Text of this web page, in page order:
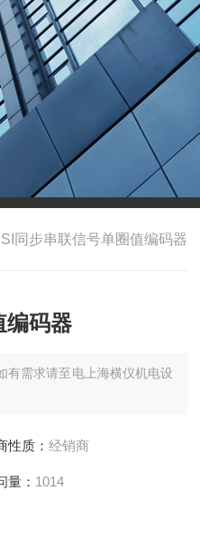
同步串联信号单圈值编码器
编码器
有需求请至电上海横仪机电设
性质： 经销商
量： 1014